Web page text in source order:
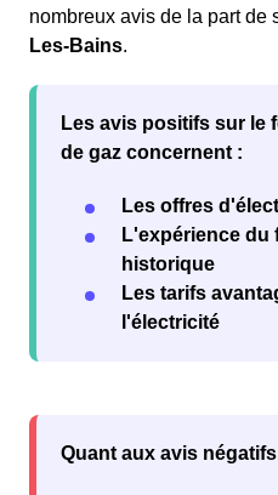
nombreux avis de la part de
Les-Bains.
Les avis positifs sur le
de gaz concernent :
Les offres
L'expérience du
historique
Les tarifs
l'électricité
Quant aux avis négatifs